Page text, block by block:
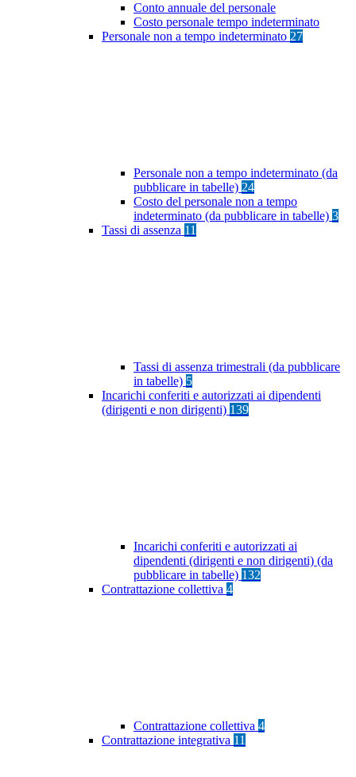
Conto annuale del personale
Costo personale tempo indeterminato
Personale non a tempo indeterminato 27
Personale non a tempo indeterminato (da
pubblicare in tabelle) 24
Costo del personale non a tempo
indeterminato (da pubblicare in tabelle) 3
Tassi di assenza 11
Tassi di assenza trimestrali (da pubblicare
in tabelle) 5
Incarichi conferiti e autorizzati ai dipendenti
(dirigenti e non dirigenti) 139
Incarichi conferiti e autorizzati ai
dipendenti (dirigenti e non dirigenti) (da
pubblicare in tabelle) 132
Contrattazione collettiva 4
Contrattazione collettiva 4
Contrattazione integrativa 11